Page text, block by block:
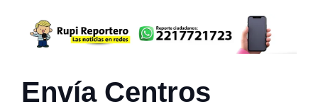
Envía Centros